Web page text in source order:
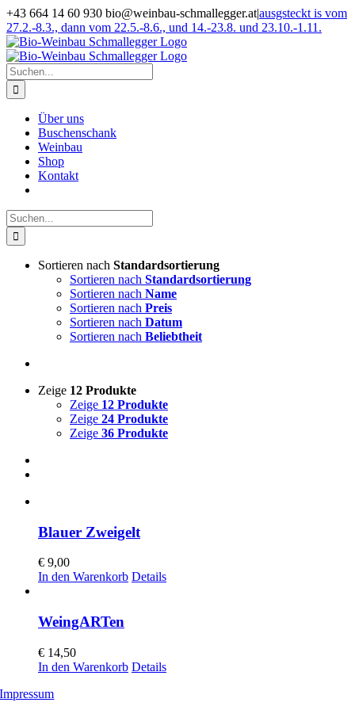
Zum
Inhalt
springen
+43 664 14 60 930 bio@weinbau-schmallegger.at|ausgsteckt is vom
27.2.-8.3., dann vom 22.5.-8.6., und 14.-23.8. und 23.10.-1.11.
Facebook
Instagram
Suche
nach:
Über uns
Buschenschank
Weinbau
Shop
Kontakt
Suche
nach:
Sortieren nach Standardsortierung
Sortieren nach Standardsortierung
Sortieren nach Name
Sortieren nach Preis
Sortieren nach Datum
Sortieren nach Beliebtheit
Zeige 12 Produkte
Zeige 12 Produkte
Zeige 24 Produkte
Zeige 36 Produkte
Blauer Zweigelt
€ 9,00
In den Warenkorb Details
WeingARTen
€ 14,50
In den Warenkorb Details
Impressum